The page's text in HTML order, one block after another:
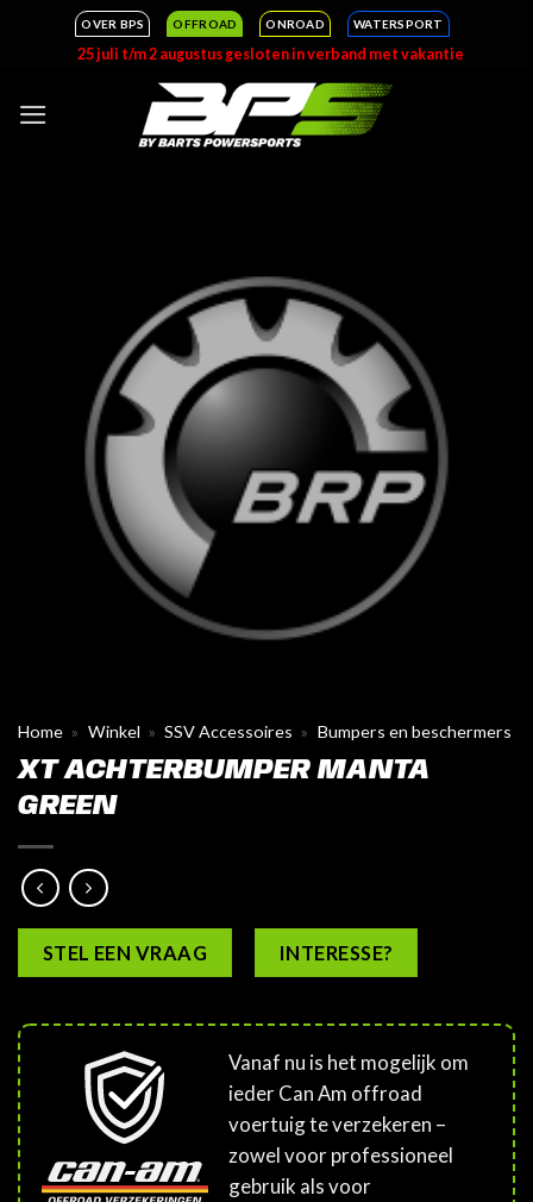
OVER BPS OFFROAD ONROAD WATERSPORT
25 juli t/m 2 augustus gesloten in verband met vakantie
Home » Winkel » SSV Accessoires » Bumpers en beschermers
XT ACHTERBUMPER MANTA
GREEN
STEL EEN VRAAG INTERESSE?
Vanaf nu is het mogelijk om
ieder Can Am offroad
voertuig te verzekeren –
zowel voor professioneel
gebruik als voor